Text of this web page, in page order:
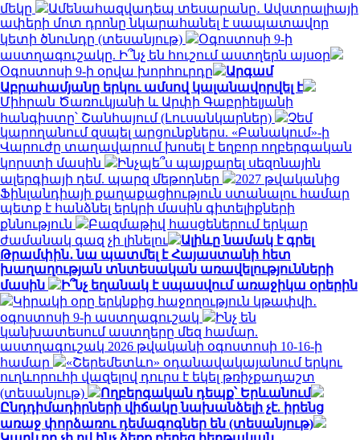
մեկը
Ամենահազվադեպ տեսարանը․ Ավստրալիայի
ափերի մոտ դրոնը նկարահանել է սապատավոր
կետի ծնունդը (տեսանյութ)
Օգոստոսի 9-ի
աստղագուշակը. Ի՞նչ են հուշում աստղերն այսօր
Օգոստոսի 9-ի օրվա խորհուրդը
Արգամ
Աբրահամյանը երկու ամսով կալանավորվել է
Միհրան Ծառուկյանի և Արփի Գաբրիելյանի
հանգիստը՝ Շանհայում (Լուսանկարներ)
Չեմ
կարողանում զսպել արցունքներս. «Բանակում»-ի
Վարուժը տաղավարում խոսել է եղբոր ողբերգական
կորստի մասին
Ինչպե՞ս պայքարել սեզոնային
ալերգիայի դեմ. պարզ մեթոդներ
2027 թվականից
Ֆինլանդիայի քաղաքացիություն ստանալու համար
պետք է հանձնել երկրի մասին գիտելիքների
քննություն
Բազմաթիվ հասցեներում երկար
ժամանակ գազ չի լինելու
Ալիևը նամակ է գրել
Թրամփին․ նա պատմել է Հայաստանի հետ
խաղաղության տնտեսական առավելությունների
մասին
Ի՞նչ եղանակ է սպասվում առաջիկա օրերին
Կիրակի օրը երկնքից հաջողություն կթափվի․
օգոստոսի 9-ի աստղագուշակ
Ինչ են
կանխատեսում աստղերը մեզ համար.
աստղագուշակ 2026 թվականի օգոստոսի 10-16-ի
համար
«Շերեմետևո» օդանավակայանում երկու
ուղևորուհի վազելով դուրս է եկել թռիչքադաշտ
(տեսանյութ)
Ողբերգական դեպք՝ Երևանում
Ընդդիմադիրների վիճակը նախանձելի չէ. իրենց
առաջ փորձառու դեմագոգներ են (տեսանյութ)